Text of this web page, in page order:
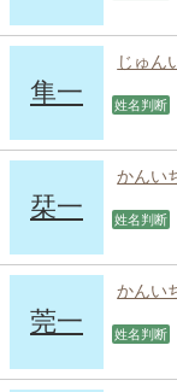
隼一
じゅん
姓名判断
栞一
かんい
姓名判断
莞一
かんい
姓名判断